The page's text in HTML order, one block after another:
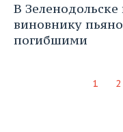
В
виновнику
погибшими
1 2